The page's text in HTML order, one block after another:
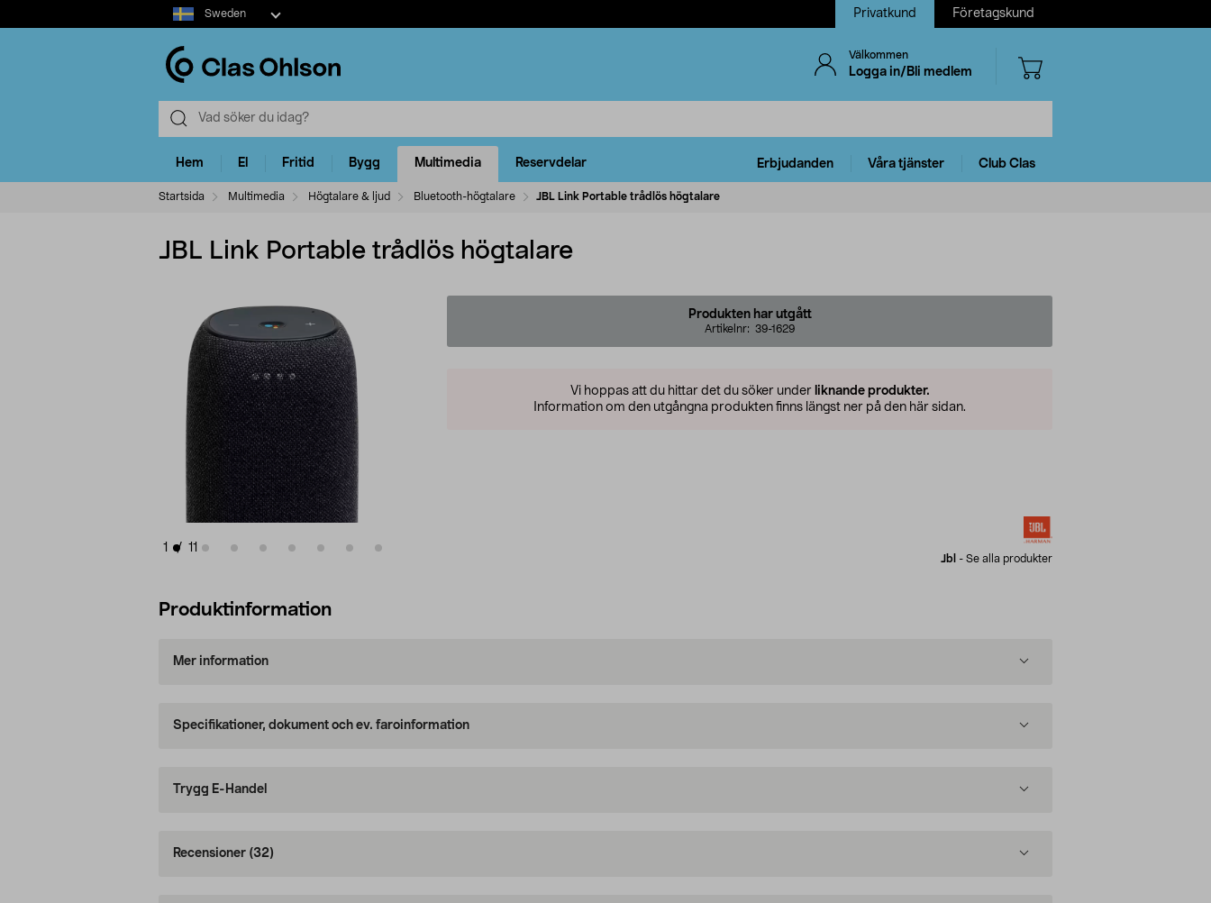
Select
market
Sweden Privatkund Företagskund
Välkommen
Logga in/Bli medlem
Hem El Fritid Bygg Multimedia Reservdelar Erbjudanden Våra tjänster Club Clas
Startsida Multimedia Högtalare & ljud Bluetooth-högtalare JBL Link Portable trådlös högtalare
JBL Link Portable trådlös högtalare
1 / 11
Produkten har utgått
Artikelnr: 39-1629
Vi hoppas att du hittar det du söker under liknande produkter.
Information om den utgångna produkten finns längst ner på den här sidan.
Jbl - Se alla produkter
Produktinformation
Mer information
Specifikationer, dokument och ev. faroinformation
Trygg E-Handel
Recensioner (32)